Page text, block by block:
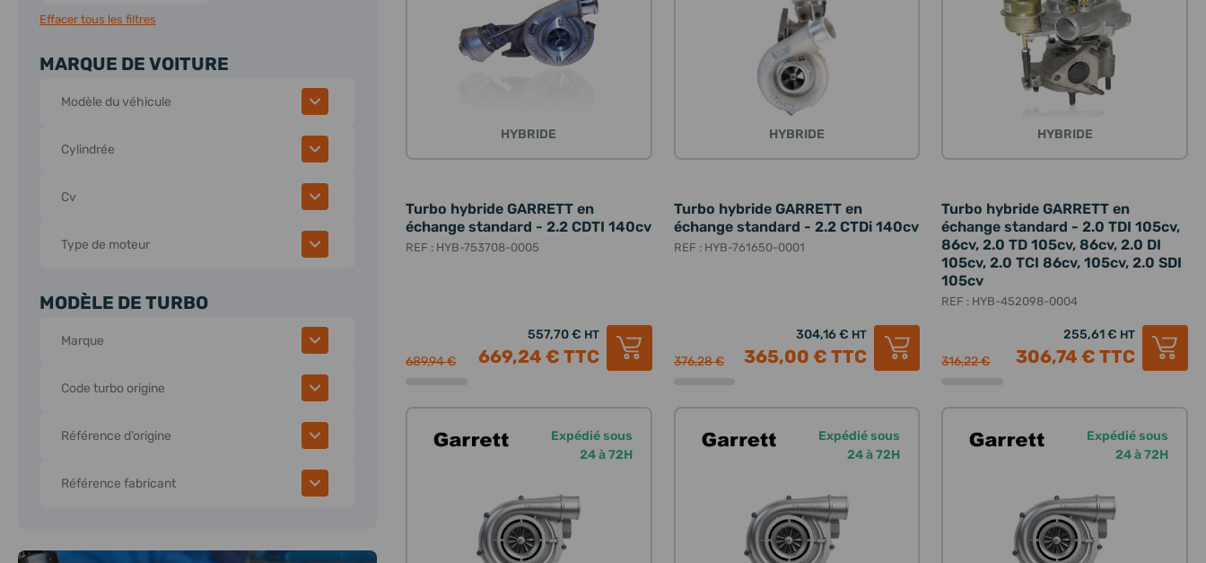
Effacer tous les filtres
MARQUE DE VOITURE
Modèle du véhicule
Cylindrée
Cv
Type de moteur
MODÈLE DE TURBO
Marque
Code turbo origine
Référence d’origine
Référence fabricant
HYBRIDE
Turbo hybride GARRETT en
échange standard - 2.2 CDTI 140cv
REF : HYB-753708-0005
689,94 €
557,70 € HT
669,24 € TTC
HYBRIDE
Turbo hybride GARRETT en
échange standard - 2.2 CTDi 140cv
REF : HYB-761650-0001
376,28 €
304,16 € HT
365,00 € TTC
HYBRIDE
Turbo hybride GARRETT en
échange standard - 2.0 TDI 105cv,
86cv, 2.0 TD 105cv, 86cv, 2.0 DI
105cv, 2.0 TCI 86cv, 105cv, 2.0 SDI
105cv
REF : HYB-452098-0004
316,22 €
255,61 € HT
306,74 € TTC
Expédié sous
24 à 72H
Expédié sous
24 à 72H
Expédié sous
24 à 72H